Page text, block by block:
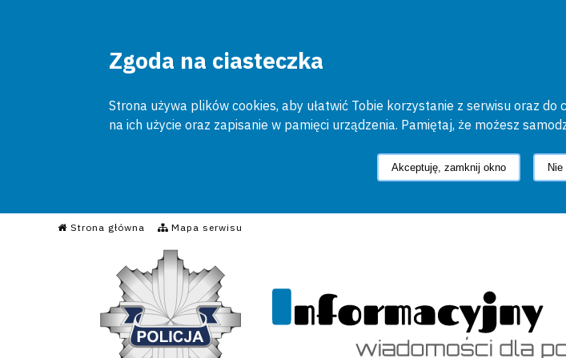
Zgoda na ciasteczka
Strona używa plików cookies, aby ułatwić Tobie korzystanie z serwisu oraz
na ich użycie oraz zapisanie w pamięci urządzenia. Pamiętaj, że możesz
Akceptuję, zamknij okno
Strona główna Mapa serwisu
Informacyjny Serwis Policyjny